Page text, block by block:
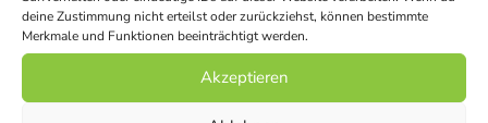
deine Zustimmung nicht erteilst oder zurückziehst, können bestimmte
Merkmale und Funktionen beeinträchtigt werden.
Akzeptieren
01627364425
benjamin.hopp@elkb.de
https://www.stammbach-evangelisch.de/